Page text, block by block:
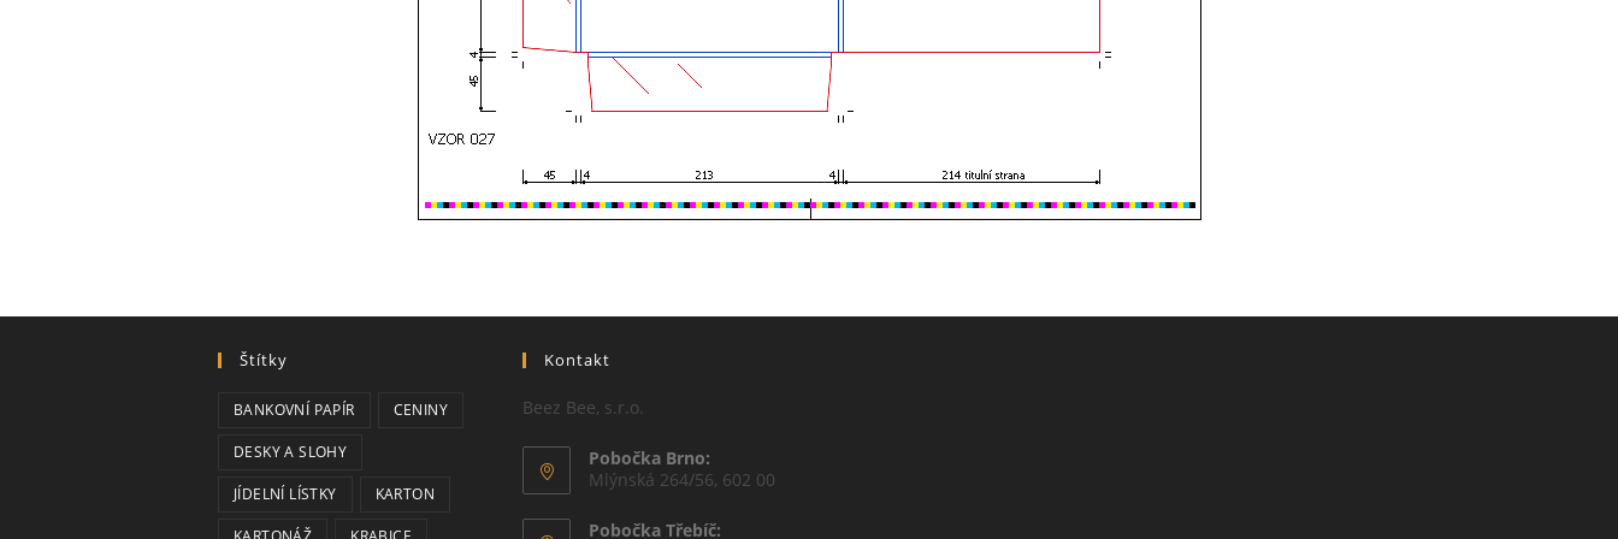
Štítky
BANKOVNÍ PAPÍR CENINY
DESKY A SLOHY
JÍDELNÍ LÍSTKY KARTON
Kontakt
Beez Bee, s.r.o.
Pobočka Brno:
Mlýnská 264/56, 602 00
Pobočka Třebíč: